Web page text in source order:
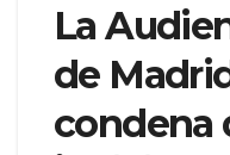
La
de
condena